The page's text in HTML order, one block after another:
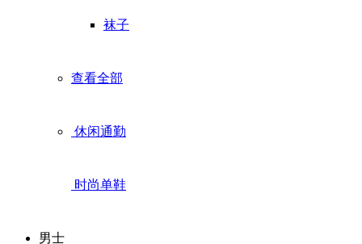
袜子
查看全部
休闲通勤
时尚单鞋
男士